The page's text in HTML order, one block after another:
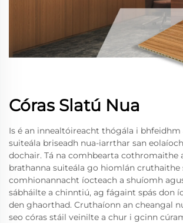
Córas Slatú Nua
Is é an innealtóireacht thógála i bhfeidhm
suiteála briseadh nua-iarrthar san
dochair. Tá na comhbearta cothromaithe
brathanna suiteála go hiomlán cruthaithe
comhionannacht íocteach a shuíomh
sábháilte a chinntiú, ag fágaint spás don
den ghaorthad. Cruthaíonn an cheangal
seo córas stáil veinilte a chur i gcinn